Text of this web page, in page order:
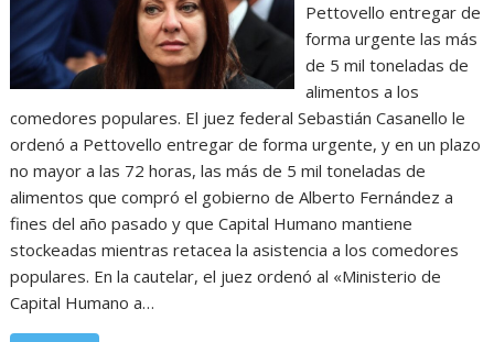
Pettovello entregar de
forma urgente las más
de 5 mil toneladas de
alimentos a los
comedores populares. El juez federal Sebastián Casanello le
ordenó a Pettovello entregar de forma urgente, y en un plazo
no mayor a las 72 horas, las más de 5 mil toneladas de
alimentos que compró el gobierno de Alberto Fernández a
fines del año pasado y que Capital Humano mantiene
stockeadas mientras retacea la asistencia a los comedores
populares. En la cautelar, el juez ordenó al «Ministerio de
Capital Humano a…